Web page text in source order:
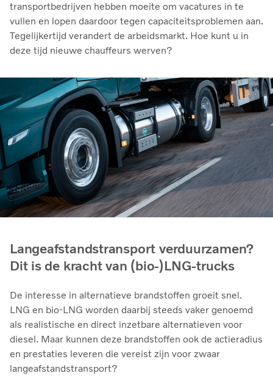
transportbedrijven hebben moeite om vacatures in te
vullen en lopen daardoor tegen capaciteitsproblemen aan.
Tegelijkertijd verandert de arbeidsmarkt. Hoe kunt u in
deze tijd nieuwe chauffeurs werven?
Langeafstandstransport verduurzamen?
Dit is de kracht van (bio-)LNG-trucks
De interesse in alternatieve brandstoffen groeit snel.
LNG en bio‑LNG worden daarbij steeds vaker genoemd
als realistische en direct inzetbare alternatieven voor
diesel. Maar kunnen deze brandstoffen ook de actieradius
en prestaties leveren die vereist zijn voor zwaar
langeafstandstransport?